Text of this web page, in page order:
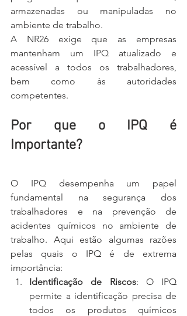
armazenadas ou manipuladas no
ambiente de trabalho.
A NR26 exige que as empresas
mantenham um IPQ atualizado e
acessível a todos os trabalhadores,
bem como às autoridades
competentes.
Por que o IPQ é
Importante?
O IPQ desempenha um papel
fundamental na segurança dos
trabalhadores e na prevenção de
acidentes químicos no ambiente de
trabalho. Aqui estão algumas razões
pelas quais o IPQ é de extrema
importância:
Identificação de Riscos: O IPQ
permite a identificação precisa de
todos os produtos químicos